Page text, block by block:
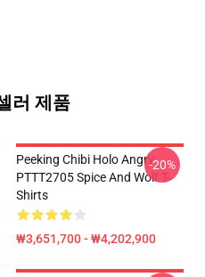
러 제품
Peeking Chibi Holo Angry
PTTT2705 Spice And Wolf T-
Shirts
₩3,651,700 - ₩4,202,900
-20%